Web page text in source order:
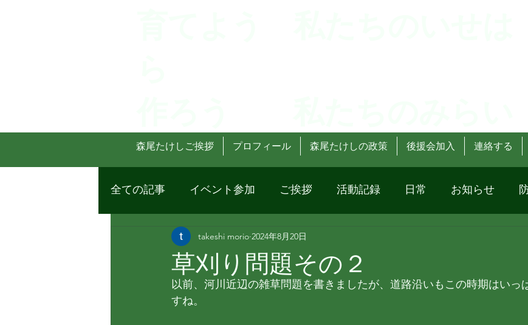
森尾たけしご挨拶 プロフィール 森尾たけしの政策 後援会加入 連絡する
全ての記事 イベント参加 ご挨拶 活動記録 日常 お知らせ
草刈り問題その２
takeshi morio 2024年8月20日
以前、河川近辺の雑草問題を書きましたが、道路沿いもこの時期はいっ
すね。